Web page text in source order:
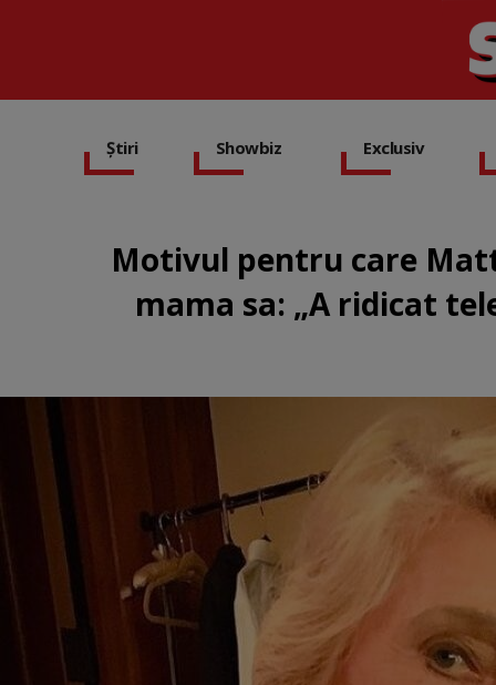
Știri Showbiz Exclusiv
Motivul pentru care
mama sa: „A ridicat